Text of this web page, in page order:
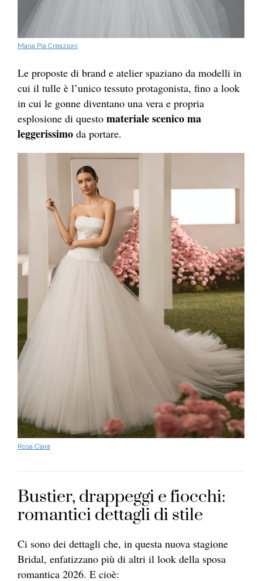
Maria Pia Creazioni
Le proposte di brand e atelier spaziano da modelli in
cui il tulle è l’unico tessuto protagonista, fino a look
in cui le gonne diventano una vera e propria
esplosione di questo materiale scenico ma
leggerissimo da portare.
Rosa Clará
Bustier, drappeggi e fiocchi:
romantici dettagli di stile
Ci sono dei dettagli che, in questa nuova stagione
Bridal, enfatizzano più di altri il look della sposa
romantica 2026. E cioè: